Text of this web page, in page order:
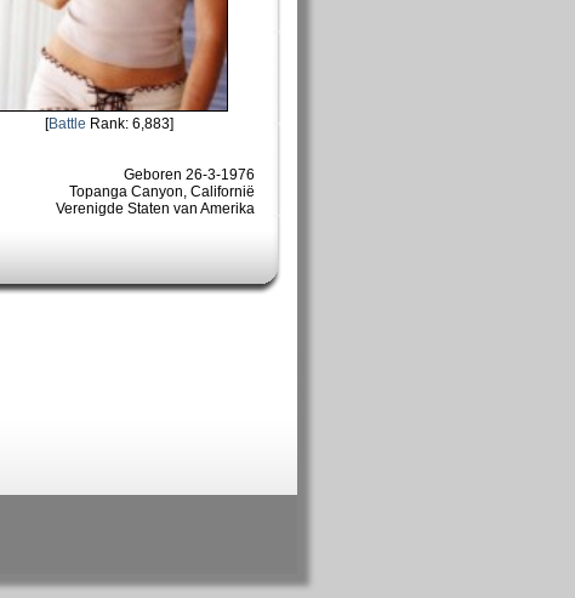
[Battle Rank: 6,883]
Geboren 26-3-1976
Topanga Canyon, Californië
Verenigde Staten van Amerika